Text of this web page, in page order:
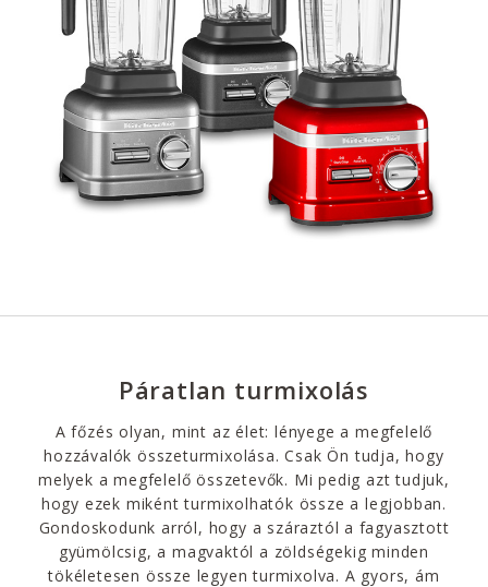
Páratlan turmixolás
A főzés olyan, mint az élet: lényege a megfelelő
hozzávalók összeturmixolása. Csak Ön tudja, hogy
melyek a megfelelő összetevők. Mi pedig azt tudjuk,
hogy ezek miként turmixolhatók össze a legjobban.
Gondoskodunk arról, hogy a száraztól a fagyasztott
gyümölcsig, a magvaktól a zöldségekig minden
tökéletesen össze legyen turmixolva. A gyors, ám